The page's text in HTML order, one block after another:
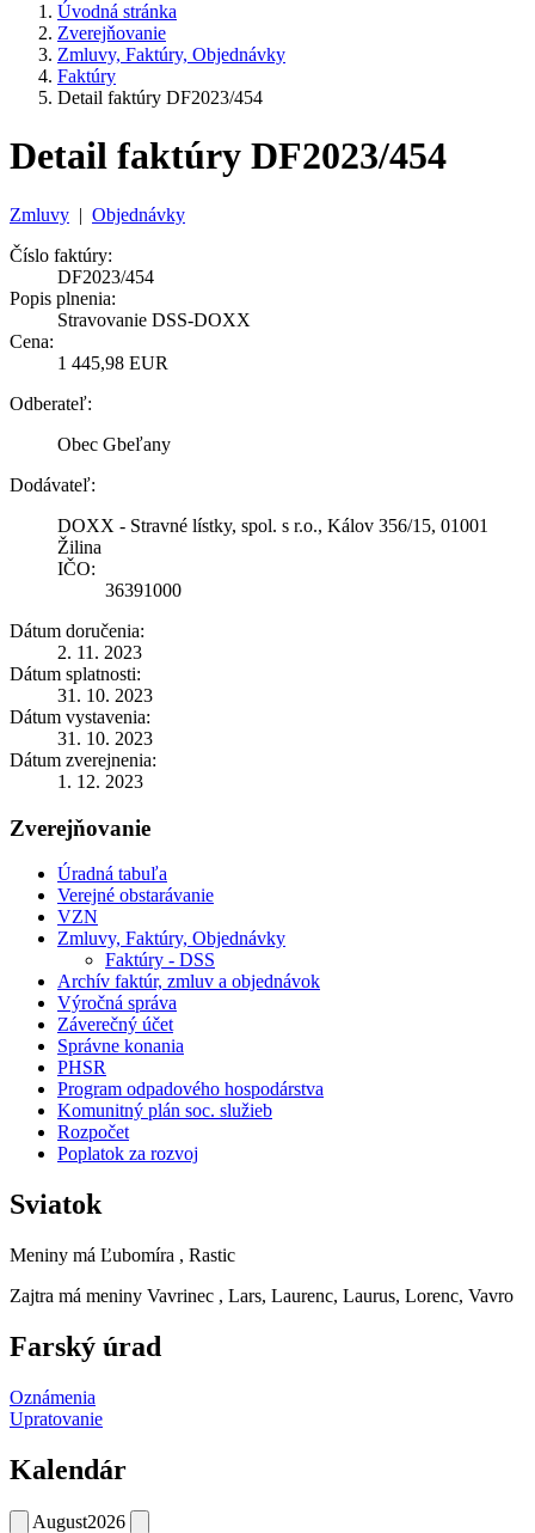
Úvodná stránka
Zverejňovanie
Zmluvy, Faktúry, Objednávky
Faktúry
Detail faktúry DF2023/454
Detail faktúry DF2023/454
Zmluvy | Objednávky
Číslo faktúry:
DF2023/454
Popis plnenia:
Stravovanie DSS-DOXX
Cena:
1 445,98 EUR
Odberateľ:
Obec Gbeľany
Dodávateľ:
DOXX - Stravné lístky, spol. s r.o., Kálov 356/15, 01001
Žilina
IČO:
36391000
Dátum doručenia:
2. 11. 2023
Dátum splatnosti:
31. 10. 2023
Dátum vystavenia:
31. 10. 2023
Dátum zverejnenia:
1. 12. 2023
Zverejňovanie
Úradná tabuľa
Verejné obstarávanie
VZN
Zmluvy, Faktúry, Objednávky
Faktúry - DSS
Archív faktúr, zmluv a objednávok
Výročná správa
Záverečný účet
Správne konania
PHSR
Program odpadového hospodárstva
Komunitný plán soc. služieb
Rozpočet
Poplatok za rozvoj
Sviatok
Meniny má Ľubomíra , Rastic
Zajtra má meniny Vavrinec , Lars, Laurenc, Laurus, Lorenc, Vavro
Farský úrad
Oznámenia
Upratovanie
Kalendár
August2026